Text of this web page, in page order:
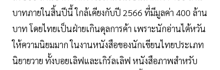
บาทภายในสิ้นปีนี้ ใกล้เคียงกับปี 2566 ที่มีมูลค่า 400 ล้าน
บาท โดยไทยเป็นฝ่ายเกินดุลการค้า เพราะนักอ่านไต้หวัน
ให้ความนิยมมาก ในงานหนังสือของนักเขียนไทยประเภท
นิยายวาย ทั้งบอยเลิฟและเกิร์ลเลิฟ หนังสือภาพสำหรับ